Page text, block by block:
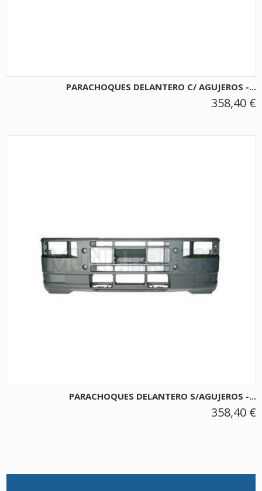
PARACHOQUES DELANTERO C/ AGUJEROS -...
358,40 €
PARACHOQUES DELANTERO S/AGUJEROS -...
358,40 €